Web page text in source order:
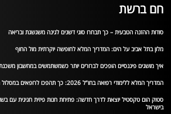
חם ברשת
סודות ההזנה הטבעית – כך תבחרו סוגי דשנים לגינה משגשגת ובריאה
מלון בתל אביב על הים: המדריך המלא לחופשה יוקרתית מול החוף
איך מושגים פיננסיים הופכים לברורים יותר כשמשתמשים במחשבון
המדריך המלא ללימודי רפואה בחו”ל 2026: כך תהפכו לרופאים במסלול הבטוח ביותר
סטוק הום טקסטיל יוצאת לדרך חדשה: פתיחת חנות פיזית חגיגית עם
בישראל